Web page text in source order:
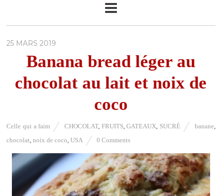
25 MARS 2019
Banana bread léger au
chocolat au lait et noix de
coco
Celle qui a faim CHOCOLAT, FRUITS,GATEAUX SUCRÉ banane
chocolat ,noix de coco ,USA 0 Comments